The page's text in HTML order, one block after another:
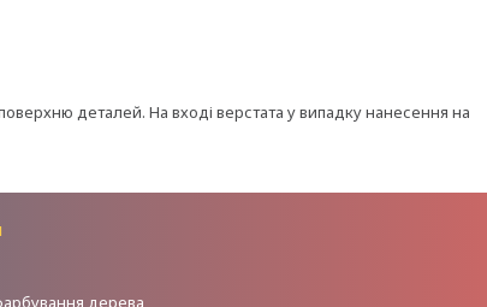
деталей. На вході верстата у випадку нанесення на
дерева